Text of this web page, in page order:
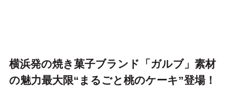
横浜発の焼き菓子ブランド「ガルブ」素材
の魅力最大限“まるごと桃のケーキ”登場！